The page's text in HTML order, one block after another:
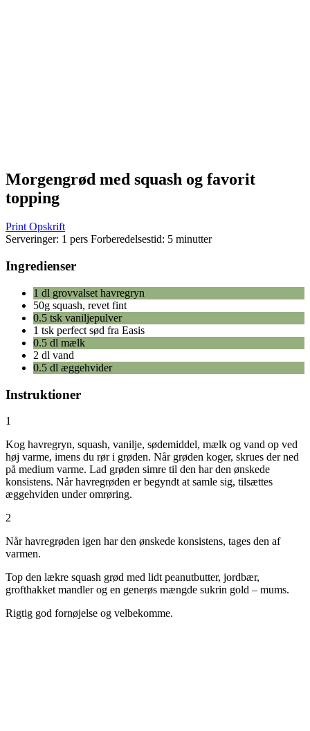
Morgengrød med squash og favorit
topping
Print Opskrift
Serveringer: 1 pers Forberedelsestid: 5 minutter
Ingredienser
1 dl grovvalset havregryn
50g squash, revet fint
0.5 tsk vaniljepulver
1 tsk perfect sød fra Easis
0.5 dl mælk
2 dl vand
0.5 dl æggehvider
Instruktioner
1
Kog havregryn, squash, vanilje, sødemiddel, mælk og vand op ved
høj varme, imens du rør i grøden. Når grøden koger, skrues der ned
på medium varme. Lad grøden simre til den har den ønskede
konsistens. Når havregrøden er begyndt at samle sig, tilsættes
æggehviden under omrøring.
2
Når havregrøden igen har den ønskede konsistens, tages den af
varmen.
Top den lækre squash grød med lidt peanutbutter, jordbær,
grofthakket mandler og en generøs mængde sukrin gold – mums.
Rigtig god fornøjelse og velbekomme.